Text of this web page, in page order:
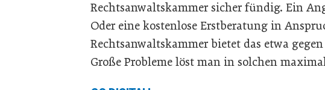
Rechtsanwaltskammer sicher fündig. Ein
Oder eine kostenlose Erstberatung in
Rechtsanwaltskammer bietet das etwa
Große Probleme löst man in solchen